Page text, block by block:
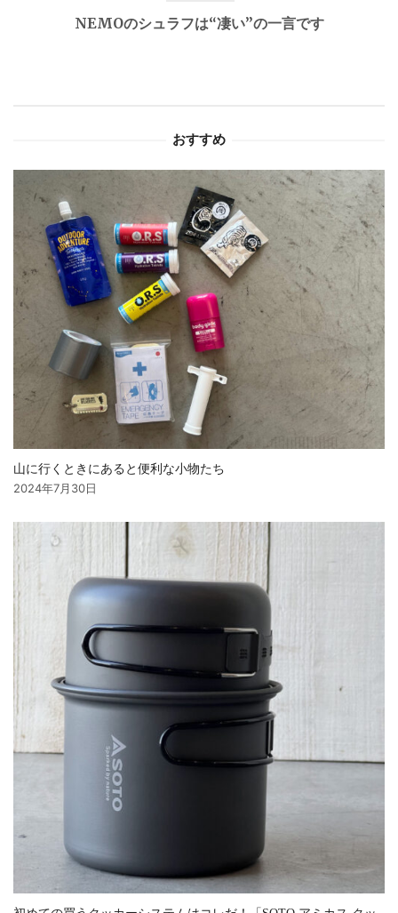
NEMOのシュラフは“凄い”の一言です
おすすめ
山に行くときにあると便利な小物たち
2024年7月30日